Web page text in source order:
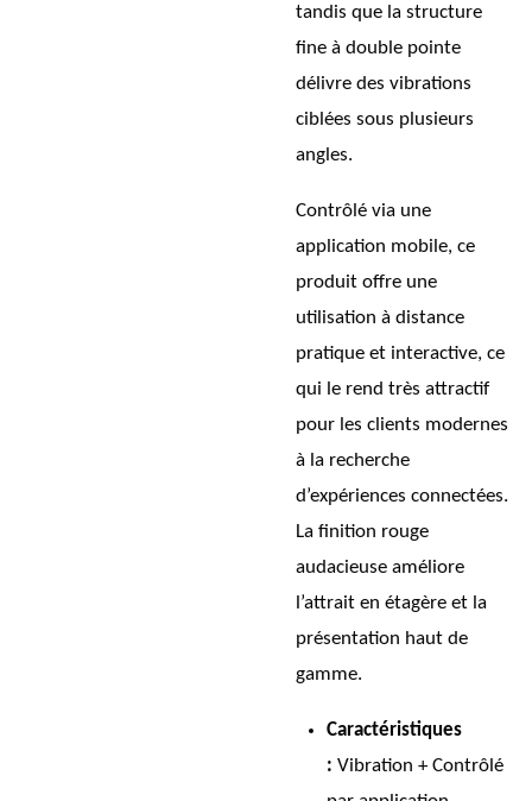
tandis que la structure
fine à double pointe
délivre des vibrations
ciblées sous plusieurs
angles.
Contrôlé via une
application mobile, ce
produit offre une
utilisation à distance
pratique et interactive, ce
qui le rend très attractif
pour les clients modernes
à la recherche
d’expériences connectées.
La finition rouge
audacieuse améliore
l’attrait en étagère et la
présentation haut de
gamme.
Caractéristiques
: Vibration + Contrôlé